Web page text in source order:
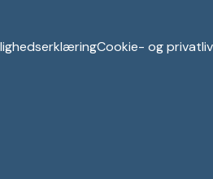
Cookie- og